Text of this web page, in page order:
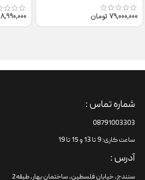
79,000,000تومان
8,990,000
شماره تماس :
08791003303
ساعت کاری: 9 تا 13 و 15 تا 19
آدرس :
سنندج، خیابان فلسطین،‌ ساختمان بهار، طبقه2